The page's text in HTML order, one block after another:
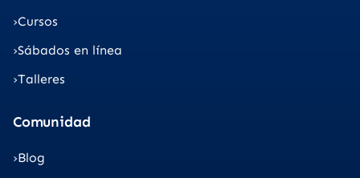
Cursos
Sábados en línea
Talleres
Comunidad
Blog